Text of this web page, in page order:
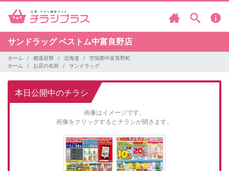
サンドラッグベストム中富良野店
ホーム 都道府県 北海道
空知郡中富良野町
ホーム
お店の名前 サンドラッグ
本日公開中のチラシ
画像はイメージです。
画像をクリックするとチラシが開きます。